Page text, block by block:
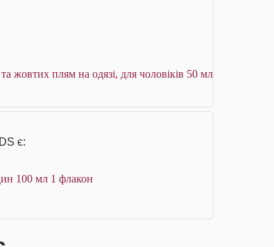
жовтих плям на одязі, для чоловіків 50 мл
є:
100 мл 1 флакон